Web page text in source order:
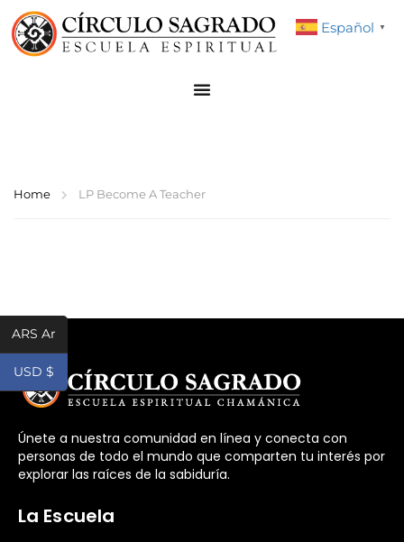
Home LP Become A Teacher
Únete a nuestra comunidad en línea y conecta con
personas de todo el mundo que comparten tu interés por
explorar las raíces de la sabiduría.
La Escuela
Español ▼
ARS Ar
USD $